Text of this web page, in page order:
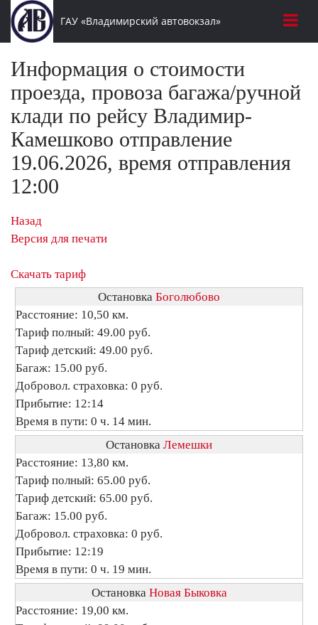
ГАУ «Владимирский автовокзал»
Информация о стоимости
проезда, провоза багажа/ручной
клади по рейсу Владимир-
Камешково отправление
19.06.2026, время отправления
12:00
Назад
Версия для печати
Скачать тариф
Остановка Боголюбово
Расстояние: 10,50 км.
Тариф полный: 49.00 руб.
Тариф детский: 49.00 руб.
Багаж: 15.00 руб.
Добровол. страховка: 0 руб.
Прибытие: 12:14
Время в пути: 0 ч. 14 мин.
Остановка Лемешки
Расстояние: 13,80 км.
Тариф полный: 65.00 руб.
Тариф детский: 65.00 руб.
Багаж: 15.00 руб.
Добровол. страховка: 0 руб.
Прибытие: 12:19
Время в пути: 0 ч. 19 мин.
Остановка Новая Быковка
Расстояние: 19,00 км.